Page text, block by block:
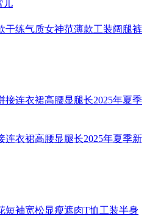
干练气质女神范薄款工装阔腿裤
连衣裙高腰显腿长2025年夏季新